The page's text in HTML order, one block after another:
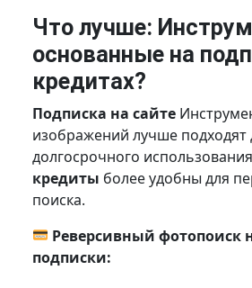
Что лучше:
основанные на
кредитах?
Подписка на сайте
изображений лучше подходят
долгосрочного
кредиты более удобны для
поиска.
Реверсивный фотопоиск
подписки: